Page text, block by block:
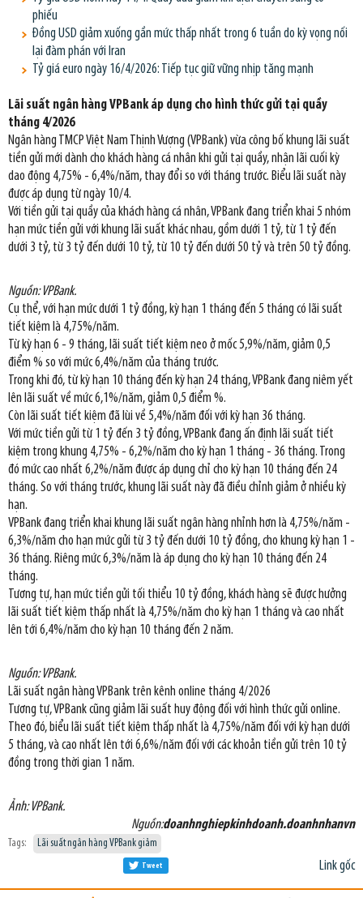
phiếu
Đồng USD giảm xuống gần mức thấp nhất trong 6 tuần do kỳ vọng nối
lại đàm phán với Iran
Tỷ giá euro ngày 16/4/2026: Tiếp tục giữ vững nhịp tăng mạnh
Lãi suất ngân hàng VPBank áp dụng cho hình thức gửi tại quầy
tháng 4/2026
Ngân hàng TMCP Việt Nam Thịnh Vượng (VPBank) vừa công bố khung lãi suất
tiền gửi mới dành cho khách hàng cá nhân khi gửi tại quầy, nhận lãi cuối kỳ
dao động 4,75% - 6,4%/năm, thay đổi so với tháng trước. Biểu lãi suất này
được áp dụng từ ngày 10/4.
Với tiền gửi tại quầy của khách hàng cá nhân, VPBank đang triển khai 5 nhóm
hạn mức tiền gửi với khung lãi suất khác nhau, gồm dưới 1 tỷ, từ 1 tỷ đến
dưới 3 tỷ, từ 3 tỷ đến dưới 10 tỷ, từ 10 tỷ đến dưới 50 tỷ và trên 50 tỷ đồng.
Nguồn: VPBank.
Cụ thể, với hạn mức dưới 1 tỷ đồng, kỳ hạn 1 tháng đến 5 tháng có lãi suất
tiết kiệm là 4,75%/năm.
Từ kỳ hạn 6 - 9 tháng, lãi suất tiết kiệm neo ở mốc 5,9%/năm, giảm 0,5
điểm % so với mức 6,4%/năm của tháng trước.
Trong khi đó, từ kỳ hạn 10 tháng đến kỳ hạn 24 tháng, VPBank đang niêm yết
lên lãi suất về mức 6,1%/năm, giảm 0,5 điểm %.
Còn lãi suất tiết kiệm đã lùi về 5,4%/năm đối với kỳ hạn 36 tháng.
Với mức tiền gửi từ 1 tỷ đến 3 tỷ đồng, VPBank đang ấn định lãi suất tiết
kiệm trong khung 4,75% - 6,2%/năm cho kỳ hạn 1 tháng - 36 tháng. Trong
đó mức cao nhất 6,2%/năm được áp dụng chỉ cho kỳ hạn 10 tháng đến 24
tháng. So với tháng trước, khung lãi suất này đã điều chỉnh giảm ở nhiều kỳ
hạn.
VPBank đang triển khai khung lãi suất ngân hàng nhỉnh hơn là 4,75%/năm -
6,3%/năm cho hạn mức gửi từ 3 tỷ đến dưới 10 tỷ đồng, cho khung kỳ hạn 1 -
36 tháng. Riêng mức 6,3%/năm là áp dụng cho kỳ hạn 10 tháng đến 24
tháng.
Tương tự, hạn mức tiền gửi tối thiểu 10 tỷ đồng, khách hàng sẽ được hưởng
lãi suất tiết kiệm thấp nhất là 4,75%/năm cho kỳ hạn 1 tháng và cao nhất
lên tới 6,4%/năm cho kỳ hạn 10 tháng đến 2 năm.
Nguồn: VPBank.
Lãi suất ngân hàng VPBank trên kênh online tháng 4/2026
Tương tự, VPBank cũng giảm lãi suất huy động đối với hình thức gửi online.
Theo đó, biểu lãi suất tiết kiệm thấp nhất là 4,75%/năm đối với kỳ hạn dưới
5 tháng, và cao nhất lên tới 6,6%/năm đối với các khoản tiền gửi trên 10 tỷ
đồng trong thời gian 1 năm.
Ảnh: VPBank.
Nguồn:doanhnghiepkinhdoanh.doanhnhanvn
Tags: Lãi suất ngân hàng VPBank giảm
Link gốc
Tweet